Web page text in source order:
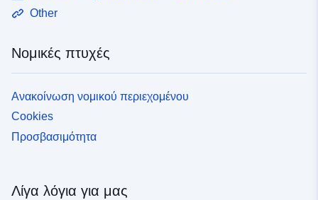
Other
Νομικές πτυχές
Ανακοίνωση νομικού περιεχομένου
Cookies
Προσβασιμότητα
Λίγα λόγια για μας